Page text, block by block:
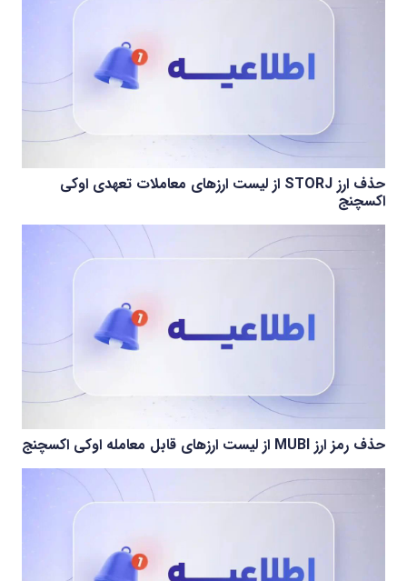
حذف ارز STORJ از لیست ارزهای معاملات تعهدی اوکی
اکسچنج
حذف رمز ارز MUBI از لیست ارزهای قابل معامله اوکی اکسچنج